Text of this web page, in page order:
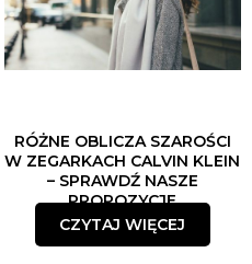
RÓŻNE OBLICZA SZAROŚCI
W ZEGARKACH CALVIN KLEIN
– SPRAWDŹ NASZE
PROPOZYCJE
CZYTAJ WIĘCEJ